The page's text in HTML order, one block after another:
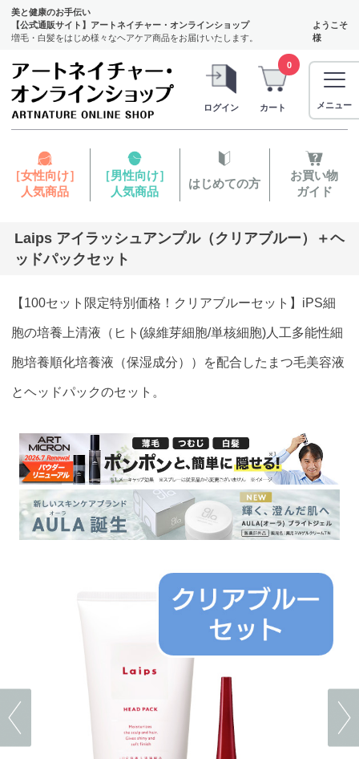
美と健康のお手伝い
【公式通販サイト】アートネイチャー・オンラインショップ
増毛・白髪をはじめ様々なヘアケア商品をお届けいたします。
ようこそ
様
ログイン
0
カート メニュー
［女性向け］
人気商品
［男性向け］
人気商品
はじめての方
お買い物
ガイド
Laips アイラッシュアンプル（クリアブルー）＋ヘ
ッドパックセット
【100セット限定特別価格！クリアブルーセット】iPS細
胞の培養上清液（ヒト(線維芽細胞/単核細胞)人工多能性細
胞培養順化培養液（保湿成分））を配合したまつ毛美容液
とヘッドパックのセット。